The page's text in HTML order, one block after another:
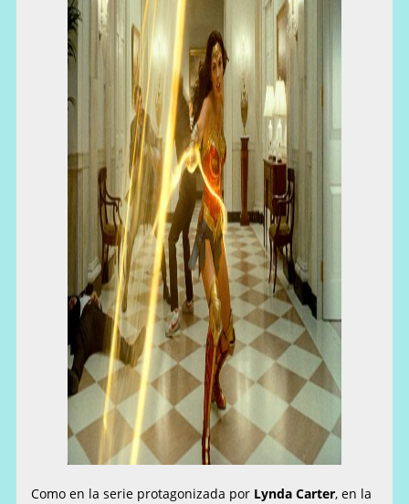
Como en la serie protagonizada por Lynda Carter, en la